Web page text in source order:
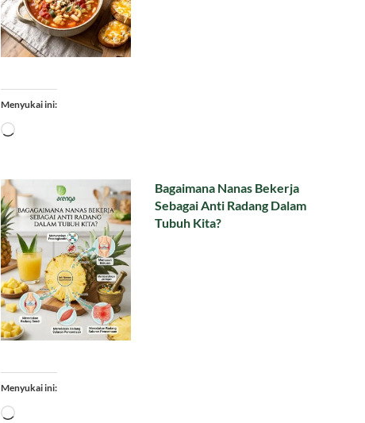
Menyukai ini:
Memuat...
Bagaimana Nanas Bekerja
Sebagai Anti Radang Dalam
Tubuh Kita?
Menyukai ini:
Memuat...